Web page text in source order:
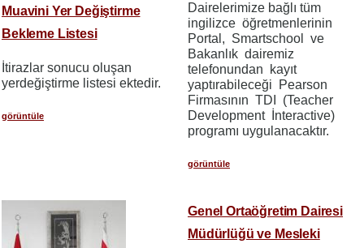
Muavini Yer Değiştirme
Bekleme Listesi
İtirazlar sonucu oluşan
yerdeğiştirme listesi ektedir.
görüntüle
Dairelerimize bağlı tüm
ingilizce öğretmenlerinin
Portal, Smartschool ve
Bakanlık dairemiz
telefonundan kayıt
yaptırabileceği Pearson
Firmasının TDI (Teacher
Development İnteractive)
programı uygulanacaktır.
görüntüle
Genel Ortaöğretim Dairesi
Müdürlüğü ve Mesleki